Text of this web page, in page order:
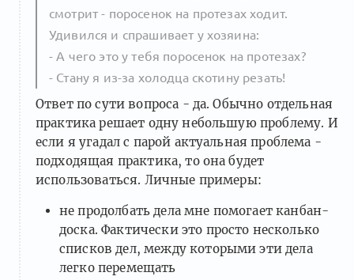
смотрит - поросенок на протезах ходит.
Удивился и спрашивает у хозяина:
- А чего это у тебя поросенок на протезах?
- Стану я из-за холодца скотину резать!
Ответ по сути вопроса - да. Обычно отдельная
практика решает одну небольшую проблему. И
если я угадал с парой актуальная проблема -
подходящая практика, то она будет
использоваться. Личные примеры:
не продолбать дела мне помогает канбан-
доска. Фактически это просто несколько
списков дел, между которыми эти дела
легко перемещать